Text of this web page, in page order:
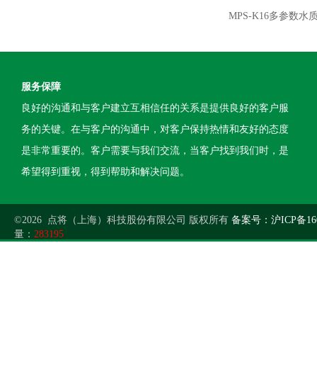
MPS-K16多参数水
服务保障
良好的沟通和与客户建立互相信任的关系是提供良好的客户服
务的关键。在与客户的沟通中，对客户保持热情和友好的态度
是非常重要的。客户需要与我们交流，当客户找到我们时，是
希望得到重视，得到帮助和解决问题。
©2026 点将（上海）科技股份有限公司 版权所有 备案号：沪ICP备
量： 283195